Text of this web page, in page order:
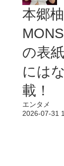
本郷
の表
には
載！
エンタメ
2026-07-31